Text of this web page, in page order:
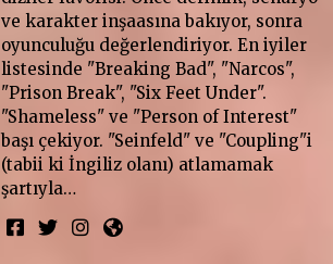
ve karakter inşaasına bakıyor, sonra
oyunculuğu değerlendiriyor. En iyiler
listesinde "Breaking Bad", "Narcos",
"Prison Break", "Six Feet Under".
"Shameless" ve "Person of Interest"
başı çekiyor. "Seinfeld" ve "Coupling"i
(tabii ki İngiliz olanı) atlamamak
şartıyla…